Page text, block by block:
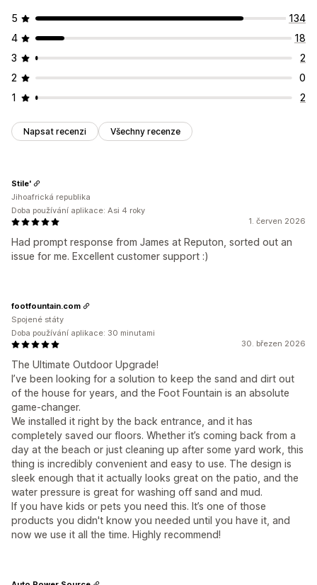
5
134
4
18
3
2
2
0
1
2
Napsat recenzi Všechny recenze
1. červen 2026
Had prompt response from James at Reputon, sorted out an
issue for me. Excellent customer support :)
Stile'
Jihoafrická republika
Doba používání aplikace: Asi 4 roky
30. březen 2026
The Ultimate Outdoor Upgrade!
I’ve been looking for a solution to keep the sand and dirt out
of the house for years, and the Foot Fountain is an absolute
game-changer.
We installed it right by the back entrance, and it has
completely saved our floors. Whether it’s coming back from a
day at the beach or just cleaning up after some yard work, this
thing is incredibly convenient and easy to use. The design is
sleek enough that it actually looks great on the patio, and the
water pressure is great for washing off sand and mud.
If you have kids or pets you need this. It’s one of those
products you didn't know you needed until you have it, and
now we use it all the time. Highly recommend!
footfountain.com
Spojené státy
Doba používání aplikace: 30 minutami